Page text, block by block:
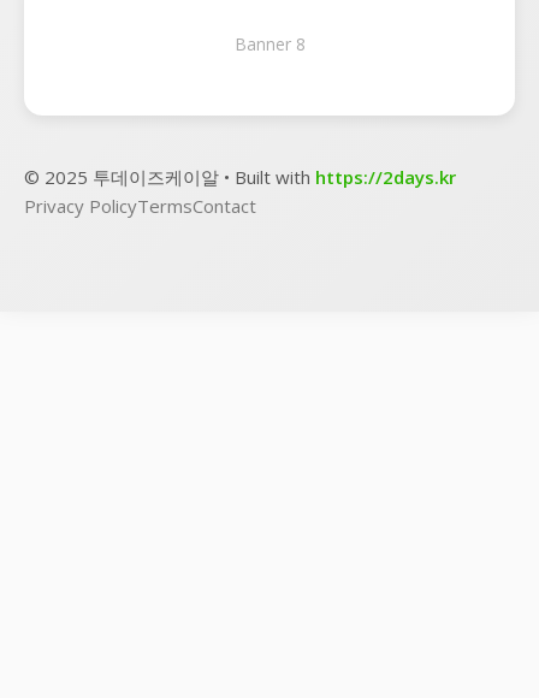
Banner 8
© 2025 투데이즈케이알 • Built with https://2days.kr
Privacy PolicyTermsContact